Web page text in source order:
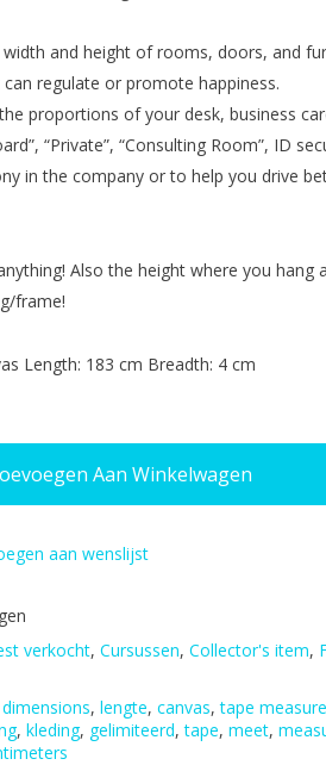
and height of rooms, doors, and
regulate or promote happiness.
proportions of your desk, business
“Private”, “Consulting Room”, ID
in the company or to help you drive
Also the height where you hang
frame!
Length: 183 cm Breadth: 4 cm
Aan Winkelwagen
aan wenslijst
verkocht, Cursussen, Collector's item,
dimensions, lengte, canvas,tape measure
, kleding, gelimiteerd,tape, meet,